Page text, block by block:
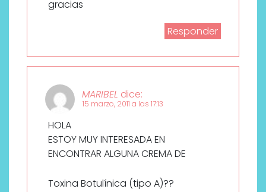
gracias
Responder
MARIBEL dice:
15 marzo, 2011 a las 17:13
HOLA
ESTOY MUY INTERESADA EN
ENCONTRAR ALGUNA CREMA DE
Toxina Botulínica (tipo A)??